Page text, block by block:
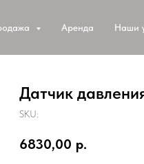
Аренда Наши
Датчик
SKU:
6830,00 р.